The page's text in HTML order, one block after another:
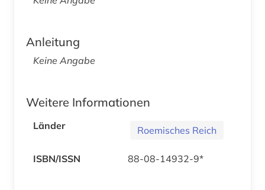
Anleitung
Keine Angabe
Weitere Informationen
Länder Roemisches Reich
ISBN/ISSN 88-08-14932-9*